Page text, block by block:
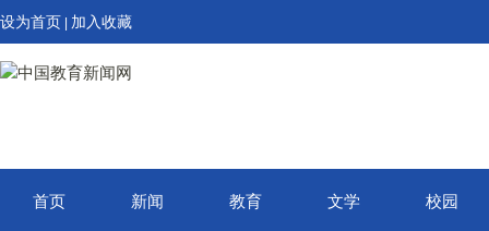
设为首页 加入收藏
首页 新闻 教育 文学 校园